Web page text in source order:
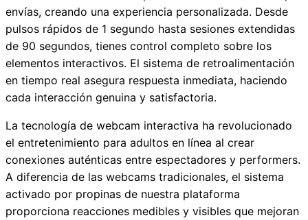
envías, creando una experiencia personalizada. Desde
pulsos rápidos de 1 segundo hasta sesiones extendidas
de 90 segundos, tienes control completo sobre los
elementos interactivos. El sistema de retroalimentación
en tiempo real asegura respuesta inmediata, haciendo
cada interacción genuina y satisfactoria.
La tecnología de webcam interactiva ha revolucionado
el entretenimiento para adultos en línea al crear
conexiones auténticas entre espectadores y performers.
A diferencia de las webcams tradicionales, el sistema
activado por propinas de nuestra plataforma
proporciona reacciones medibles y visibles que mejoran